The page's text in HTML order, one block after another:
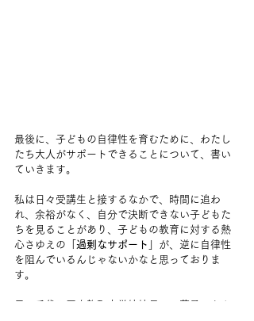
最後に、子どもの自律性を育むために、わたし
たち大人がサポートできることについて、書い
ていきます。
私は日々受講生と接するなかで、時間に追わ
れ、余裕がなく、自分で決断できない子どもた
ちを見ることがあり、子どもの教育に対する熱
心さゆえの「 過剰なサポート
」が、逆に自律性
を阻んでいるんじゃないかなと思っておりま
す。
元・千代田区立麹町中学校校長の工藤勇一さん